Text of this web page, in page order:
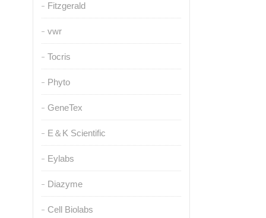
Fitzgerald
vwr
Tocris
Phyto
GeneTex
E＆K Scientific
Eylabs
Diazyme
Cell Biolabs